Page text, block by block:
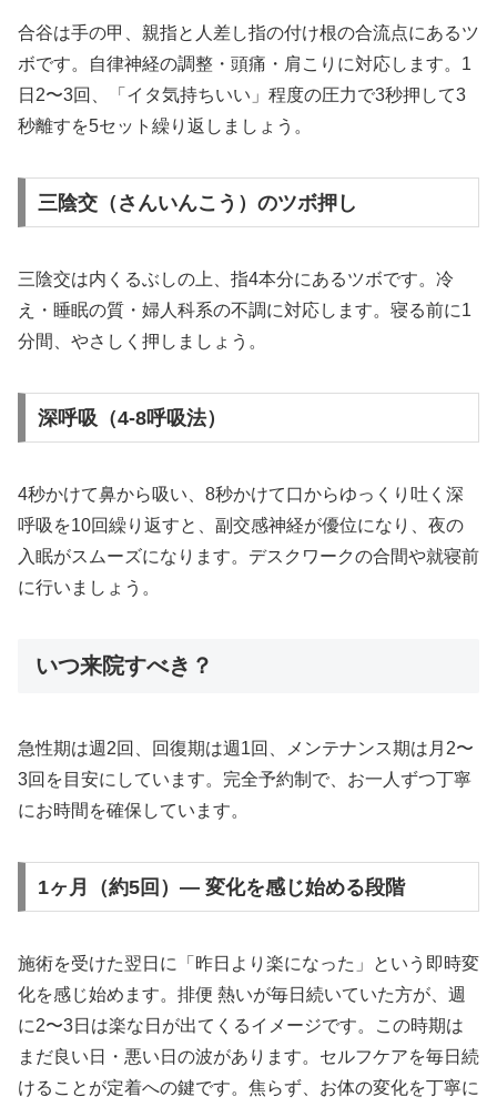
合谷は手の甲、親指と人差し指の付け根の合流点にあるツ
ボです。自律神経の調整・頭痛・肩こりに対応します。1
日2〜3回、「イタ気持ちいい」程度の圧力で3秒押して3
秒離すを5セット繰り返しましょう。
三陰交（さんいんこう）のツボ押し
三陰交は内くるぶしの上、指4本分にあるツボです。冷
え・睡眠の質・婦人科系の不調に対応します。寝る前に1
分間、やさしく押しましょう。
深呼吸（4-8呼吸法）
4秒かけて鼻から吸い、8秒かけて口からゆっくり吐く深
呼吸を10回繰り返すと、副交感神経が優位になり、夜の
入眠がスムーズになります。デスクワークの合間や就寝前
に行いましょう。
いつ来院すべき？
急性期は週2回、回復期は週1回、メンテナンス期は月2〜
3回を目安にしています。完全予約制で、お一人ずつ丁寧
にお時間を確保しています。
1ヶ月（約5回）— 変化を感じ始める段階
施術を受けた翌日に「昨日より楽になった」という即時変
化を感じ始めます。排便 熱いが毎日続いていた方が、週
に2〜3日は楽な日が出てくるイメージです。この時期は
まだ良い日・悪い日の波があります。セルフケアを毎日続
けることが定着への鍵です。焦らず、お体の変化を丁寧に